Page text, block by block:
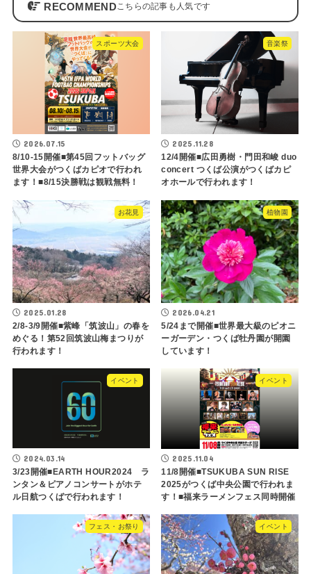
RECOMMEND
スポーツ大会
2026.07.15
8/10-15開催■第45回フットバッグ
世界大会がつくばカピオで行われ
ます！■8/15決勝戦は観戦無料！
音楽祭
2025.11.28
12/4開催■広田勇樹・門田和峻 duo
concert つくば公演がつくばカピ
オホールで行われます！
お花見
2025.01.28
2/8-3/9開催■紫峰「筑波山」の春を
めぐる！第52回筑波山梅まつりが
行われます！
植物園
2026.04.21
5/24まで開催■世界最大級のピオニ
ーガーデン・つくば牡丹園が開園
しています！
イベント
2024.03.14
3/23開催■EARTH HOUR2024 ラ
ンタン＆ピアノコンサートがホテ
ル日航つくばで行われます！
イベント
2025.11.04
11/8開催■TSUKUBA SUN RISE
2025がつくば中央公園で行われま
す！■福来ラーメンフェス同時開催
フェス・お祭り イベント